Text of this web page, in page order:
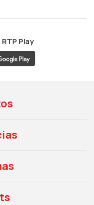
RTP Play